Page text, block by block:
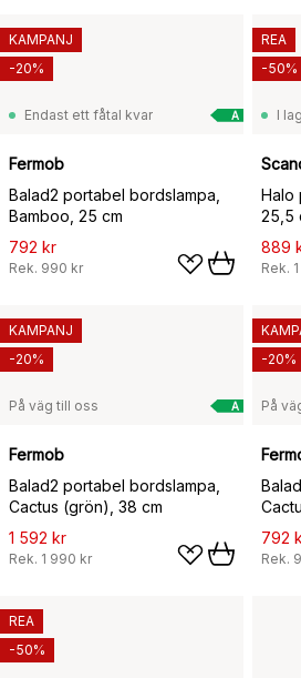
A
Endast ett fåtal kvar
Fermob
Balad2 portabel bordslampa,
Bamboo, 25 cm
792 kr
Rek. 990 kr
KAMPANJ
-20%
I
Halo
25,5
889
Rek.
REA
-50%
A
På väg till oss
Fermob
Balad2 portabel bordslampa,
Cactus (grön), 38 cm
1 592 kr
Rek. 1 990 kr
KAMPANJ
-20%
På
792
Rek.
-20%
REA
-50%